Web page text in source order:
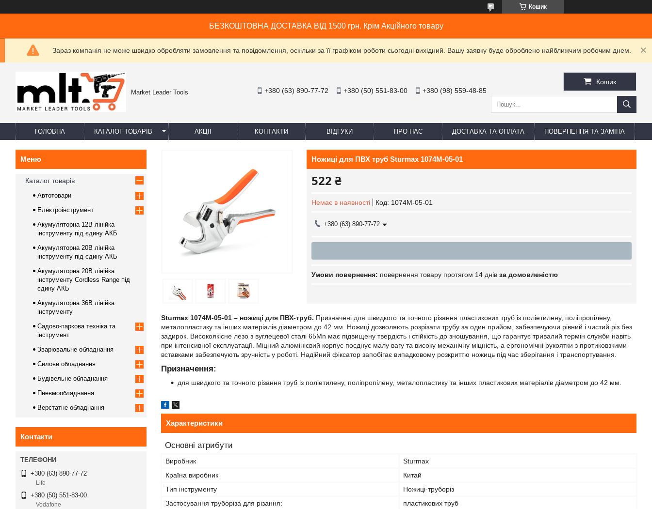
Кошик
БЕЗКОШТОВНА ДОСТАВКА ВІД 1500 грн. Крім Акційного товару
Зараз компанія не може швидко обробляти замовлення та повідомлення, оскільки за її графіком роботи сьогодні вихідний. Вашу заявку буде оброблено найближчим робочим днем.
Market Leader Tools +380 (63) 890-77-72 +380 (50) 551-83-00 +380 (98) 559-48-85
Кошик
ГОЛОВНА КАТАЛОГ ТОВАРІВ АКЦІЇ КОНТАКТИ ВІДГУКИ ПРО НАС ДОСТАВКА ТА ОПЛАТА ПОВЕРНЕННЯ ТА ЗАМІНА
Ножиці для ПВХ труб Sturmax 1074M-05-01
522 ₴
Немає в наявності Код: 1074M-05-01
+380 (63) 890-77-72
повернення товару протягом 14 днів за домовленістю
Sturmax 1074M-05-01 – ножиці для ПВХ-труб. Призначені для швидкого та точного різання пластикових труб із поліетилену, поліпропілену,
металопластику та інших матеріалів діаметром до 42 мм. Ножиці дозволяють розрізати трубу за один прийом, забезпечуючи рівний і чистий різ без
задирок. Високоякісне лезо з вуглецевої сталі 65Mn має підвищену твердість і стійкість до зношування, що гарантує тривалий термін служби навіть
при інтенсивної експлуатації. Міцний алюмінієвий корпус поєднує малу вагу та високу механічну міцність, а ергономічні рукоятки з протиковзкими
вставками забезпечують зручність у роботі. Надійний фіксатор запобігає випадковому розкриттю ножиць під час зберігання і транспортування.
Призначення:
для швидкого та точного різання труб із поліетилену, поліпропілену, металопластику та інших пластикових матеріалів діаметром до 42 мм.
Характеристики
Основні атрибути
Виробник
Sturmax
Країна виробник
Китай
Тип інструменту
Ножиці-труборіз
Застосування труборіза для різання:
пластикових труб
Каталог товарів
Автотовари
Електроінструмент
Акумуляторна 12В лінійка
інструменту під єдину АКБ
Акумуляторна 20В лінійка
інструменту під єдину АКБ
Акумуляторна 20В лінійка
інструменту Сordless Range під
єдину АКБ
Акумуляторна 36В лінійка
інструменту
Садово-паркова техніка та
інструмент
Зварювальне обладнання
Силове обладнання
Будівельне обладнання
Пневмообладнання
Верстатне обладнання
Контакти
+380 (63) 890-77-72
Life
+380 (50) 551-83-00
Vodafone